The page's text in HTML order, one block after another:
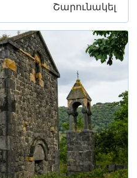
Շարունակել